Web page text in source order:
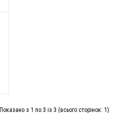
Показано з 1 по 3 із 3 (всього сторінок: 1)